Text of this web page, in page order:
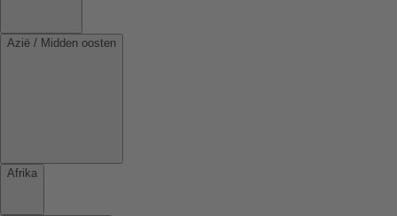
Azië / Midden oosten
Afrika